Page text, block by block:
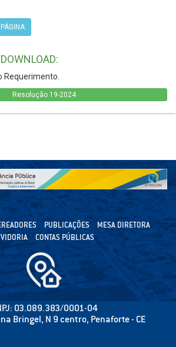
Requerimento.
Resolução 19-2024
PUBLICAÇÕES
MESA DIRETORA
CONTAS PÚBLICAS
03.089.383/0001-04
Bringel, N 9 centro, Penaforte - CE